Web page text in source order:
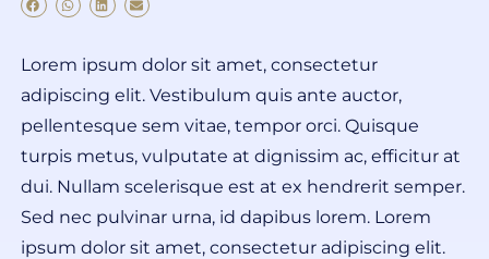
Lorem ipsum dolor sit amet, consectetur
adipiscing elit. Vestibulum quis ante auctor,
pellentesque sem vitae, tempor orci. Quisque
turpis metus, vulputate at dignissim ac, efficitur at
dui. Nullam scelerisque est at ex hendrerit semper.
Sed nec pulvinar urna, id dapibus lorem. Lorem
ipsum dolor sit amet, consectetur adipiscing elit.